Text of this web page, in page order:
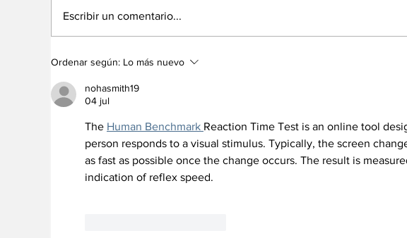
madre”: La nueva frase
viral de La Vinotinto
Escribir un comentario...
Ordenar según: Lo más nuevo
nohasmith19
04 jul
The Human Benchmark Reaction Time Test is an online tool
person responds to a visual stimulus. Typically, the screen
as fast as possible once the change occurs. The result is
indication of reflex speed.